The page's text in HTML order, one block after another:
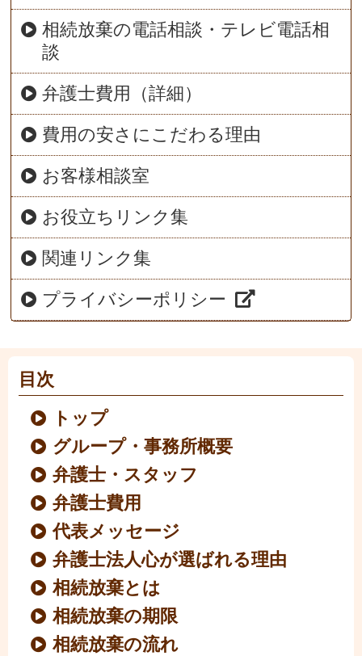
相続放棄の電話相談・テレビ電話相
談
弁護士費用（詳細）
費用の安さにこだわる理由
お客様相談室
お役立ちリンク集
関連リンク集
プライバシーポリシー
目次
トップ
グループ・事務所概要
弁護士・スタッフ
弁護士費用
代表メッセージ
弁護士法人心が選ばれる理由
相続放棄とは
相続放棄の期限
相続放棄の流れ